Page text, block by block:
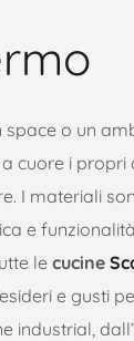
o un
cuore i
I materiali
e
le cucine
e gusti
industrial,